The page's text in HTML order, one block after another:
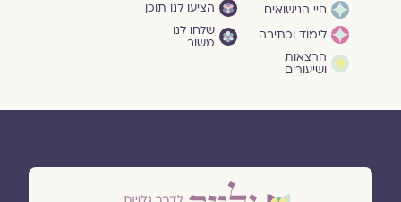
חיי הנישואים
לימוד וכתיבה
הרצאות
ושיעורים
הציעו לנו תוכן
שלחו לנו
משוב